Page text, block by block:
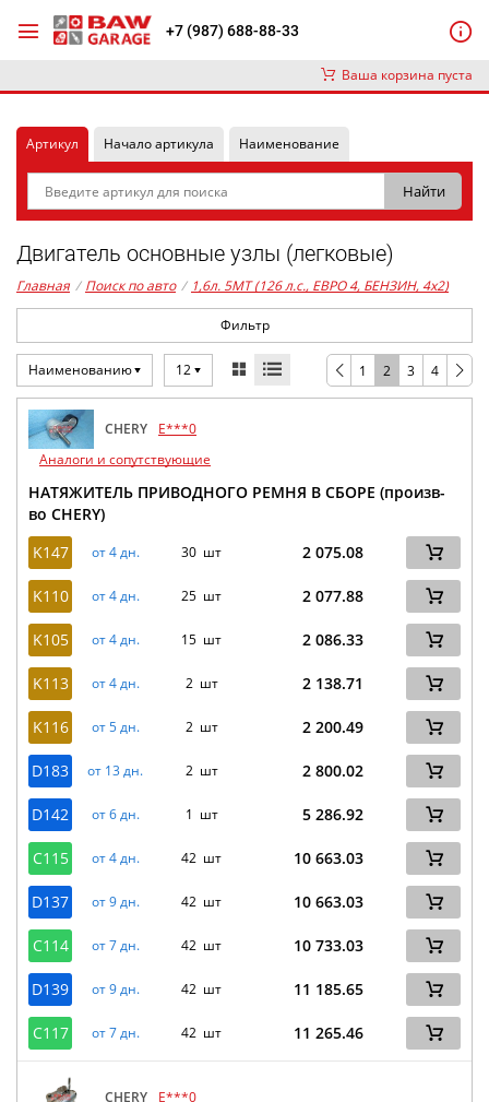
+7 (987) 688-88-33
Ваша корзина пуста
Артикул Начало артикула Наименование
Двигатель основные узлы (легковые)
Главная / Поиск по авто / 1,6л. 5MT (126 л.с., ЕВРО 4, БЕНЗИН, 4x2)
Фильтр
Наименованию 12 1 2 3 4
CHERY
E***0
Аналоги и сопутствующие
НАТЯЖИТЕЛЬ ПРИВОДНОГО РЕМНЯ В СБОРЕ (произв-
во CHERY)
K147
от 4 дн. 30 шт 2 075.08
K110 от 4 дн. 25 шт 2 077.88
K105 от 4 дн. 15 шт 2 086.33
K113 от 4 дн. 2 шт 2 138.71
K116 от 5 дн. 2 шт 2 200.49
D183 от 13 дн. 2 шт 2 800.02
D142 от 6 дн. 1 шт 5 286.92
C115 от 4 дн. 42 шт 10 663.03
D137 от 9 дн. 42 шт 10 663.03
C114 от 7 дн. 42 шт 10 733.03
D139 от 9 дн. 42 шт 11 185.65
C117 от 7 дн. 42 шт 11 265.46
CHERY
E***0